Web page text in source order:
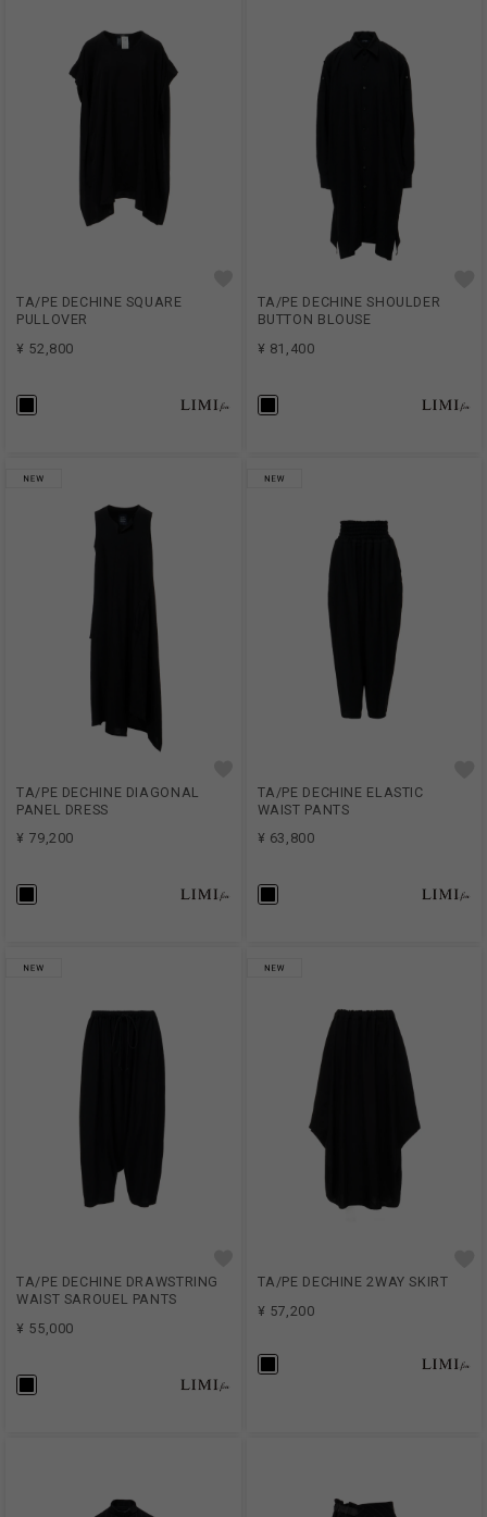
TA/PE DECHINE SQUARE
PULLOVER
¥ 52,800
TA/PE DECHINE SHOULDER
BUTTON BLOUSE
¥ 81,400
TA/PE DECHINE DIAGONAL
PANEL DRESS
¥ 79,200
TA/PE DECHINE ELASTIC
WAIST PANTS
¥ 63,800
TA/PE DECHINE DRAWSTRING
WAIST SAROUEL PANTS
¥ 55,000
TA/PE DECHINE 2WAY SKIRT
¥ 57,200